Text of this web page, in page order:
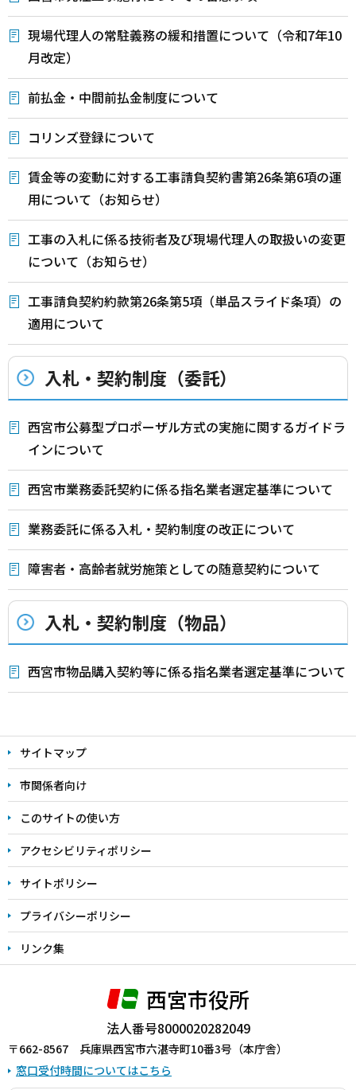
現場代理人の常駐義務の緩和措置について（令和7年10
月改定）
前払金・中間前払金制度について
コリンズ登録について
賃金等の変動に対する工事請負契約書第26条第6項の運
用について（お知らせ）
工事の入札に係る技術者及び現場代理人の取扱いの変更
について（お知らせ）
工事請負契約約款第26条第5項（単品スライド条項）の
適用について
入札・契約制度（委託）
西宮市公募型プロポーザル方式の実施に関するガイドラ
インについて
西宮市業務委託契約に係る指名業者選定基準について
業務委託に係る入札・契約制度の改正について
障害者・高齢者就労施策としての随意契約について
入札・契約制度（物品）
西宮市物品購入契約等に係る指名業者選定基準について
文
こ
こ
ま
で
サイトマップ
市関係者向け
このサイトの使い方
アクセシビリティポリシー
サイトポリシー
プライバシーポリシー
リンク集
西宮市役所
法人番号8000020282049
〒662-8567 兵庫県西宮市六湛寺町10番3号（本庁舎）
窓口受付時間についてはこちら